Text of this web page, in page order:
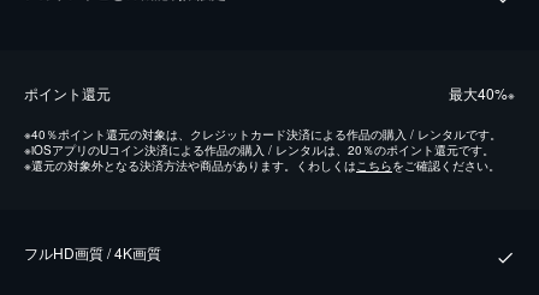
ポイント還元 最⼤40%※
※40％ポイント還元の対象は、クレジットカード決済による作品の購入 / レンタルです。
※iOSアプリのUコイン決済による作品の購入 / レンタルは、20％のポイント還元です。
※還元の対象外となる決済方法や商品があります。くわしくはこちらをご確認ください。
フルHD画質 / 4K画質